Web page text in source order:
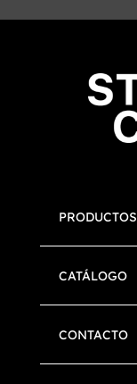
PRODUCTOS
CATÁLOGO
CONTACTO